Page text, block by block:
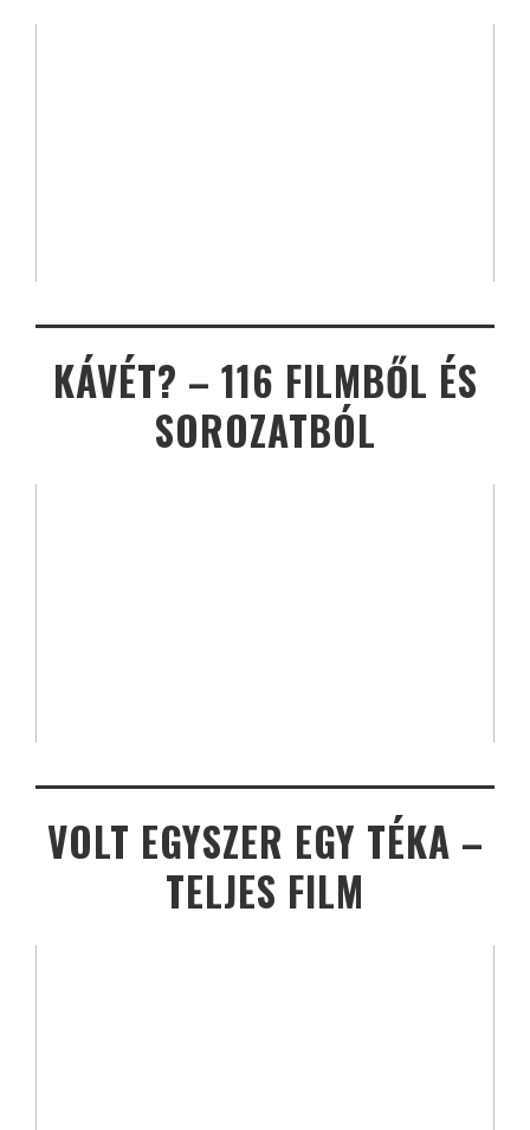
KÁVÉT? – 116 FILMBŐL ÉS
SOROZATBÓL
VOLT EGYSZER EGY TÉKA –
TELJES FILM